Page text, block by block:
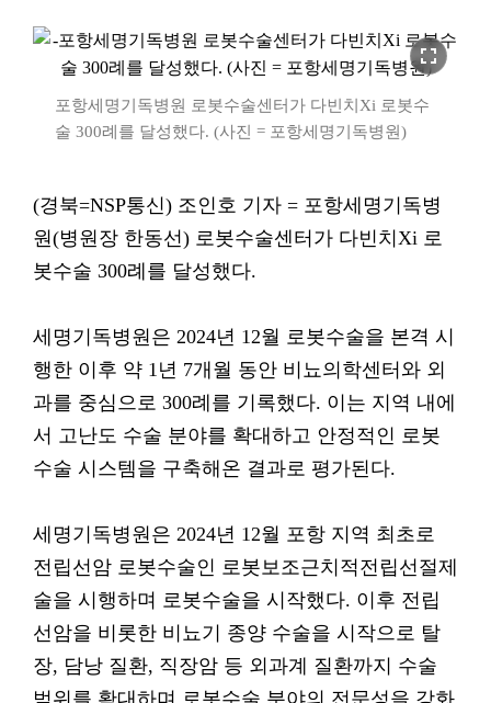
fullscreen
포항세명기독병원 로봇수술센터가 다빈치Xi 로봇수
술 300례를 달성했다. (사진 = 포항세명기독병원)
(경북=NSP통신) 조인호 기자 = 포항세명기독병
원(병원장 한동선) 로봇수술센터가 다빈치Xi 로
봇수술 300례를 달성했다.
세명기독병원은 2024년 12월 로봇수술을 본격 시
행한 이후 약 1년 7개월 동안 비뇨의학센터와 외
과를 중심으로 300례를 기록했다. 이는 지역 내에
서 고난도 수술 분야를 확대하고 안정적인 로봇
수술 시스템을 구축해온 결과로 평가된다.
세명기독병원은 2024년 12월 포항 지역 최초로
전립선암 로봇수술인 로봇보조근치적전립선절제
술을 시행하며 로봇수술을 시작했다. 이후 전립
선암을 비롯한 비뇨기 종양 수술을 시작으로 탈
장, 담낭 질환, 직장암 등 외과계 질환까지 수술
범위를 확대하며 로봇수술 분야의 전문성을 강화